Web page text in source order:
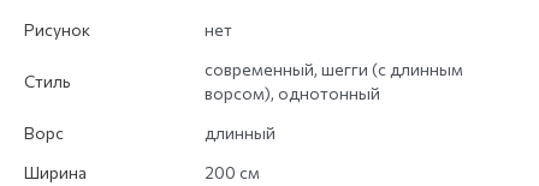
Рисунок
нет
Стиль
современный, шегги (с длинным
ворсом), однотонный
Ворс
длинный
Ширина
200 см